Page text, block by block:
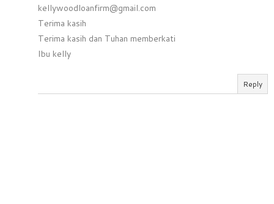
kellywoodloanfirm@gmail.com
Terima kasih
Terima kasih dan Tuhan memberkati
Ibu kelly
Reply